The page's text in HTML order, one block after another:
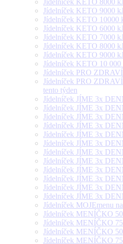
Jídelníček KETO 8000
Jídelníček KETO 9000
Jídelníček KETO 10000
Jídelníček KETO 6000
Jídelníček KETO 7000
Jídelníček KETO 8000
Jídelníček KETO 9000
Jídelníček KETO 10 000
Jídelníček PRO
Jídelníček PRO
tento týden
Jídelníček JÍME 3x
Jídelníček JÍME 3x
Jídelníček JÍME 3x
Jídelníček JÍME 3x
Jídelníček JÍME 3x
Jídelníček JÍME 3x
Jídelníček JÍME 3x
Jídelníček JÍME 3x
Jídelníček JÍME 3x
Jídelníček JÍME 3x
Jídelníček JÍME 3x
Jídelníček JÍME 3x
Jídelníček MOJEmenu
Jídelníček MENÍČKO
Jídelníček MENÍČKO
Jídelníček MENÍČKO
Jídelníček MENÍČKO